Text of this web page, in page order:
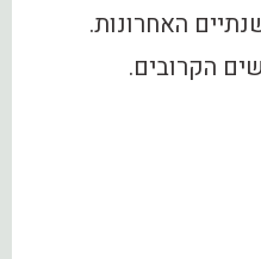
האחרונות.
הקרובים.